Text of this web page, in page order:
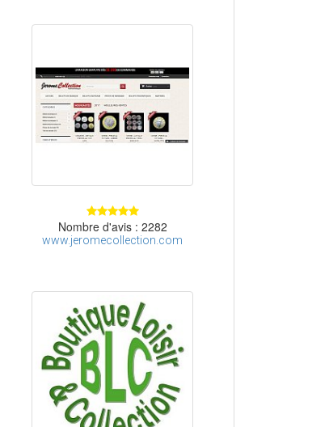
Nombre d'avis : 2282
www.jeromecollection.com